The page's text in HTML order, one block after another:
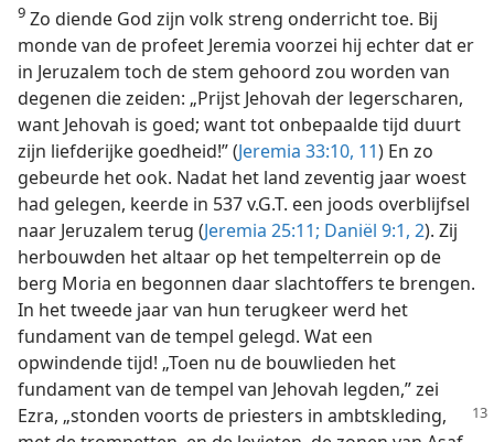
9 Zo diende God zijn volk streng onderricht toe. Bij
monde van de profeet Jeremia voorzei hij echter dat er
in Jeruzalem toch de stem gehoord zou worden van
degenen die zeiden: „Prijst Jehovah der legerscharen,
want Jehovah is goed; want tot onbepaalde tijd duurt
zijn liefderijke goedheid!” (Jeremia 33:10, 11) En zo
gebeurde het ook. Nadat het land zeventig jaar woest
had gelegen, keerde in 537 v.G.T. een joods overblijfsel
naar Jeruzalem terug (Jeremia 25:11; Daniël 9:1, 2). Zij
herbouwden het altaar op het tempelterrein op de
berg Moria en begonnen daar slachtoffers te brengen.
In het tweede jaar van hun terugkeer werd het
fundament van de tempel gelegd. Wat een
opwindende tijd! „Toen nu de bouwlieden het
fundament van de tempel van Jehovah legden,” zei
Ezra, „stonden voorts de priesters in ambtskleding,